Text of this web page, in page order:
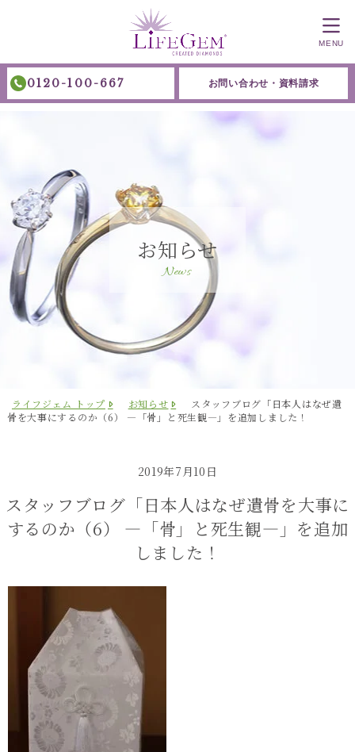
0120-100-667 お問い合わせ・資料請求
MENU
お知らせ
News
ライフジェム トップ お知らせ
スタッフブログ「日本人はなぜ遺
骨を大事にするのか（6） ―「骨」と死生観―」を追加しました！
2019年7月10日
スタッフブログ「日本人はなぜ遺骨を大事に
するのか（6） ―「骨」と死生観―」を追加
しました！